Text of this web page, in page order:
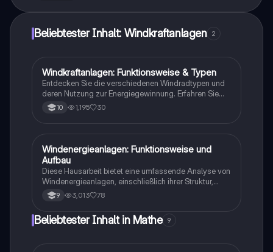
Beliebtester Inhalt: Windkraftanlagen 2
Physik
Windkraftanlagen: Funktionsweise & Typen
Entdecken Sie die verschiedenen Windradtypen und
deren Nutzung zur Energiegewinnung. Erfahren Sie
mehr über technische Eigenschaften wie
Antriebsprinzipien, Schnelllaufzahlen, Drehmoment
von Windkraftanlagen und deren Effizienz in der
Stromerzeugung.
10 1,195 30
Physik
Windenergieanlagen: Funktionsweise und
Aufbau
Diese Hausarbeit bietet eine umfassende Analyse von
Windenergieanlagen, einschließlich ihrer Struktur,
Funktionsweise und der Rolle des Generators.
Erfahren Sie, wie Wind in elektrische Energie
Effizienz der Anlagen entscheidend sind. Ideal für
9 3,013 78
Beliebtester Inhalt in Mathe 9